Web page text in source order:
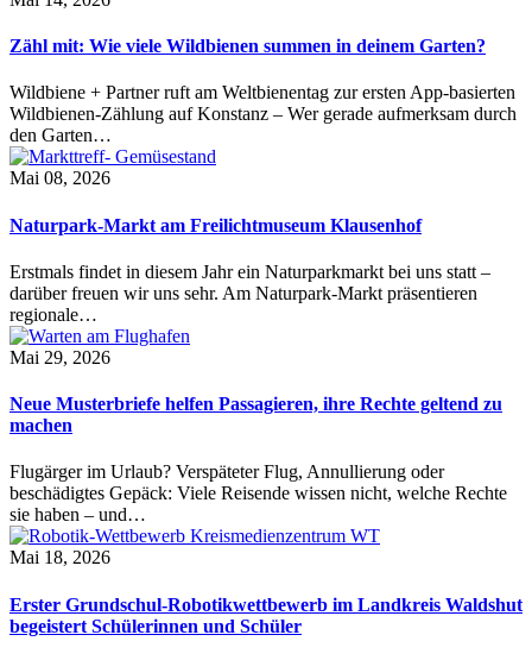
Zähl mit: Wie viele Wildbienen summen in deinem Garten?
Wildbiene + Partner ruft am Weltbienentag zur ersten App-basierten
Wildbienen-Zählung auf Konstanz – Wer gerade aufmerksam durch
den Garten…
Mai 08, 2026
Naturpark-Markt am Freilichtmuseum Klausenhof
Erstmals findet in diesem Jahr ein Naturparkmarkt bei uns statt –
darüber freuen wir uns sehr. Am Naturpark-Markt präsentieren
regionale…
Mai 29, 2026
Neue Musterbriefe helfen Passagieren, ihre Rechte geltend zu
machen
Flugärger im Urlaub? Verspäteter Flug, Annullierung oder
beschädigtes Gepäck: Viele Reisende wissen nicht, welche Rechte
sie haben – und…
Mai 18, 2026
Erster Grundschul-Robotikwettbewerb im Landkreis Waldshut
begeistert Schülerinnen und Schüler